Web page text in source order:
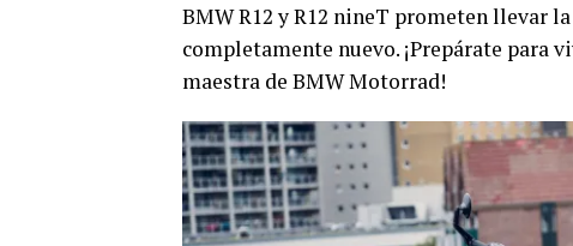
BMW R12 y R12 nineT prometen llevar
completamente nuevo. ¡Prepárate para
maestra de BMW Motorrad!